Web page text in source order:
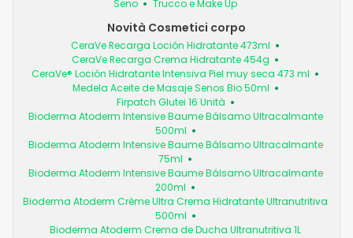
Seno
Trucco e Make Up
Novità Cosmetici corpo
CeraVe Recarga Loción Hidratante 473ml
CeraVe Recarga Crema Hidratante 454g
CeraVe® Loción Hidratante Intensiva Piel muy seca 473 ml
Medela Aceite de Masaje Senos Bio 50ml
Firpatch Glutei 16 Unità
Bioderma Atoderm Intensive Baume Bálsamo Ultracalmante
500ml
Bioderma Atoderm Intensive Baume Bálsamo Ultracalmante
75ml
Bioderma Atoderm Intensive Baume Bálsamo Ultracalmante
200ml
Bioderma Atoderm Crème Ultra Crema Hidratante Ultranutritiva
500ml
Bioderma Atoderm Crema de Ducha Ultranutritiva 1L